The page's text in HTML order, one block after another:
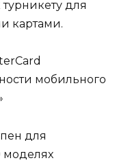
для
картами.
мобильного
для
моделях